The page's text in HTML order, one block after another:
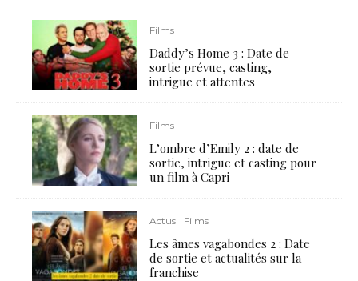
Films
Daddy’s Home 3 : Date de
sortie prévue, casting,
intrigue et attentes
Films
L’ombre d’Emily 2 : date de
sortie, intrigue et casting pour
un film à Capri
Actus Films
Les âmes vagabondes 2 : Date
de sortie et actualités sur la
franchise